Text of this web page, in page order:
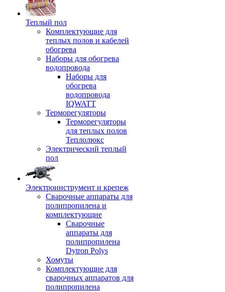
Теплый пол
Комплектующие для
теплых полов и кабелей
обогрева
Наборы для обогрева
водопровода
Наборы для
обогрева
водопровода
IQWATT
Терморегуляторы
Терморегуляторы
для теплых полов
Теплолюкс
Электрический теплый
пол
Электроинструмент и крепеж
Сварочные аппараты для
полипропилена и
комплектующие
Сварочные
аппараты для
полипропилена
Dytron Polys
Хомуты
Комплектующие для
сварочных аппаратов для
полипропилена